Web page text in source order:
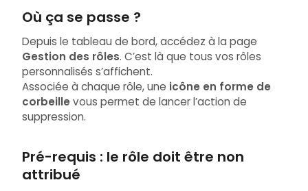
Où ça se passe ?
Depuis le tableau de bord, accédez à la page
Gestion des rôles. C’est là que tous vos rôles
personnalisés s’affichent.
Associée à chaque rôle, une icône en forme de
corbeillevous permet de lancer l’action de
suppression.
Pré-requis : le rôle doit être non
attribué